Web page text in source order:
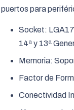
puertos para
Socket:
14ª y 13ª
Memoria:
Factor de
Conectividad